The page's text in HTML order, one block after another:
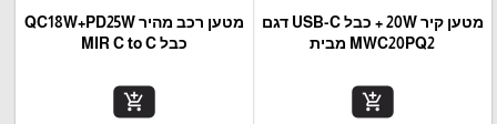
מטען קיר 20W + כבל USB-C דגם
MWC20PQ2 מבית
add_shopping_cart
מטען רכב מהיר QC18W+PD25W
כבל MIR C to C
add_shopping_cart